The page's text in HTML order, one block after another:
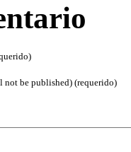
be published) (requerido)